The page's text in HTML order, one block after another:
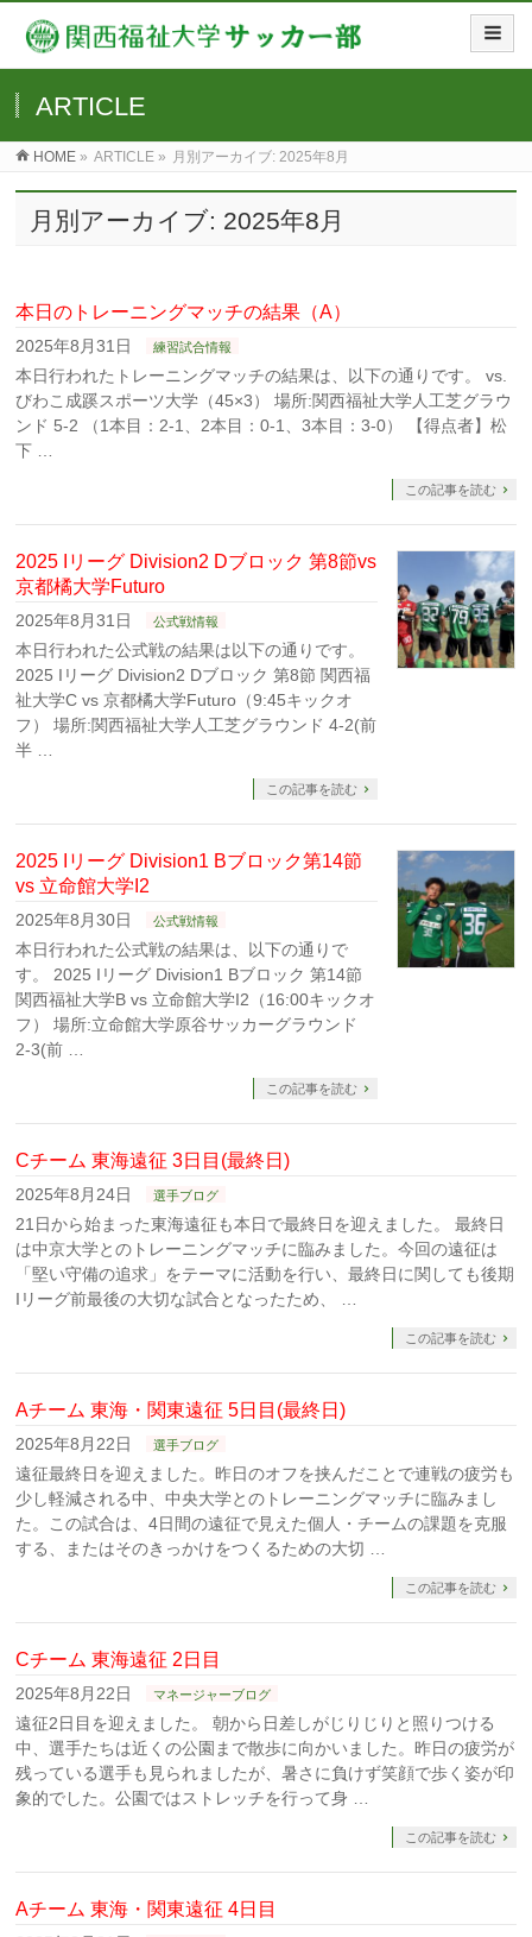
ARTICLE
HOME » ARTICLE » 月別アーカイブ: 2025年8月
月別アーカイブ: 2025年8月
本日のトレーニングマッチの結果（A）
2025年8月31日 練習試合情報
本日行われたトレーニングマッチの結果は、以下の通りです。 vs.
びわこ成蹊スポーツ大学（45×3） 場所:関西福祉大学人工芝グラウ
ンド 5-2 （1本目：2-1、2本目：0-1、3本目：3-0） 【得点者】松
下 …
この記事を読む
2025 Iリーグ Division2 Dブロック 第8節vs
京都橘大学Futuro
2025年8月31日 公式戦情報
本日行われた公式戦の結果は以下の通りです。
2025 Iリーグ Division2 Dブロック 第8節 関西福
祉大学C vs 京都橘大学Futuro（9:45キックオ
フ） 場所:関西福祉大学人工芝グラウンド 4-2(前
半 …
この記事を読む
2025 Iリーグ Division1 Bブロック第14節
vs 立命館大学I2
2025年8月30日 公式戦情報
本日行われた公式戦の結果は、以下の通りで
す。 2025 Iリーグ Division1 Bブロック 第14節
関西福祉大学B vs 立命館大学I2（16:00キックオ
フ） 場所:立命館大学原谷サッカーグラウンド
2-3(前 …
この記事を読む
Cチーム 東海遠征 3日目(最終日)
2025年8月24日 選手ブログ
21日から始まった東海遠征も本日で最終日を迎えました。 最終日
は中京大学とのトレーニングマッチに臨みました。今回の遠征は
「堅い守備の追求」をテーマに活動を行い、最終日に関しても後期
Iリーグ前最後の大切な試合となったため、 …
この記事を読む
Aチーム 東海・関東遠征 5日目(最終日)
2025年8月22日 選手ブログ
遠征最終日を迎えました。昨日のオフを挟んだことで連戦の疲労も
少し軽減される中、中央大学とのトレーニングマッチに臨みまし
た。この試合は、4日間の遠征で見えた個人・チームの課題を克服
する、またはそのきっかけをつくるための大切 …
この記事を読む
Cチーム 東海遠征 2日目
2025年8月22日 マネージャーブログ
遠征2日目を迎えました。 朝から日差しがじりじりと照りつける
中、選手たちは近くの公園まで散歩に向かいました。昨日の疲労が
残っている選手も見られましたが、暑さに負けず笑顔で歩く姿が印
象的でした。公園ではストレッチを行って身 …
この記事を読む
Aチーム 東海・関東遠征 4日目